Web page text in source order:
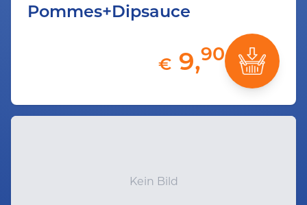
Pommes+Dipsauce
€ 9,90
Kein Bild